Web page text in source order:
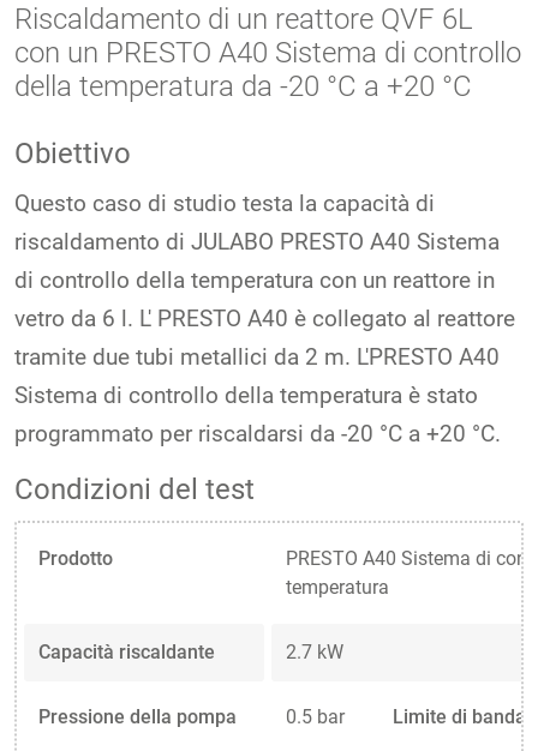
Riscaldamento di un reattore QVF 6L
con un PRESTO A40 Sistema di controllo
della temperatura da -20 °C a +20 °C
Obiettivo
Questo caso di studio testa la capacità di
riscaldamento di JULABO PRESTO A40 Sistema
di controllo della temperatura con un reattore in
vetro da 6 l. L' PRESTO A40 è collegato al reattore
tramite due tubi metallici da 2 m. L'PRESTO A40
Sistema di controllo della temperatura è stato
programmato per riscaldarsi da -20 °C a +20 °C.
Condizioni del test
Prodotto
PRESTO A40 Sistema di
temperatura
Capacità riscaldante 2.7 kW
Pressione della pompa 0.5 bar Limite di banda